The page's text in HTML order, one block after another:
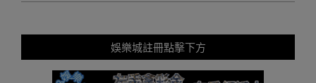
娛樂城註冊點擊下方